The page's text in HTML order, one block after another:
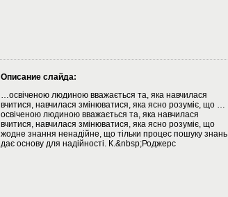
Описание слайда:
…освіченою людиною вважається та, яка навчилася
вчитися, навчилася змінюватися, яка ясно розуміє, що …
освіченою людиною вважається та, яка навчилася
вчитися, навчилася змінюватися, яка ясно розуміє, що
жодне знання ненадійне, що тільки процес пошуку знань
дає основу для надійності. К.&nbsp;Роджерс